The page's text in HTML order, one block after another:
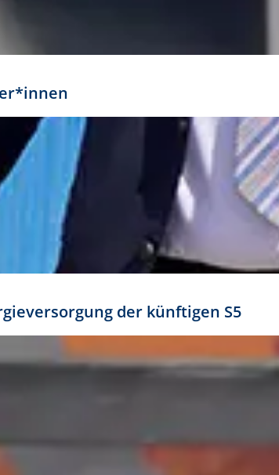
der künftigen S5